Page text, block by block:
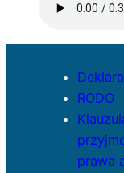
RODO
prawa